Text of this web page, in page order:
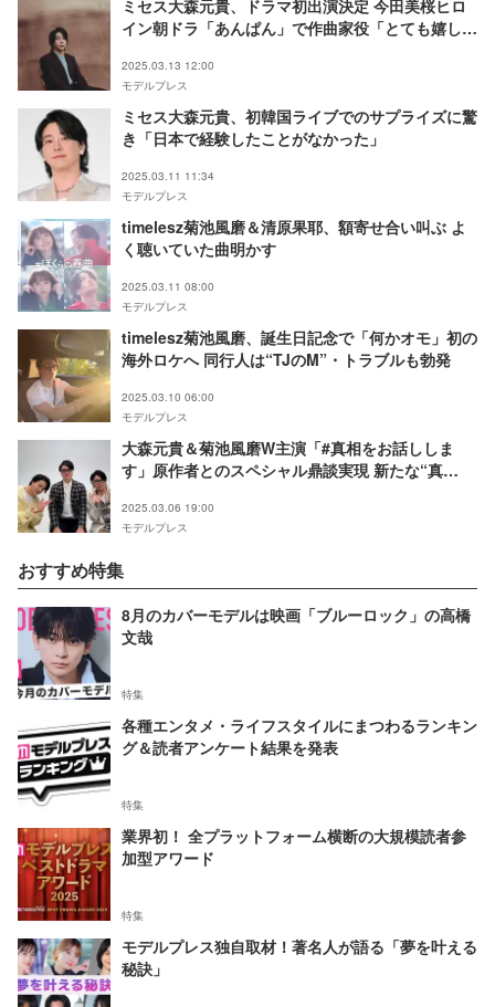
ミセス大森元貴、ドラマ初出演決定 今田美桜ヒロ
イン朝ドラ「あんぱん」で作曲家役「とても嬉しく
2025.03.13 12:00
モデルプレス
ミセス大森元貴、初韓国ライブでのサプライズに驚
き「日本で経験したことがなかった」
2025.03.11 11:34
モデルプレス
timelesz菊池風磨＆清原果耶、額寄せ合い叫ぶ よ
く聴いていた曲明かす
2025.03.11 08:00
モデルプレス
timelesz菊池風磨、誕生日記念で「何かオモ」初の
海外ロケへ 同行人は“TJのM”・トラブルも勃発
2025.03.10 06:00
モデルプレス
大森元貴＆菊池風磨W主演「#真相をお話ししま
す」原作者とのスペシャル鼎談実現 新たな“真
2025.03.06 19:00
モデルプレス
おすすめ特集
8月のカバーモデルは映画「ブルーロック」の高橋
文哉
特集
各種エンタメ・ライフスタイルにまつわるランキン
グ＆読者アンケート結果を発表
特集
業界初！ 全プラットフォーム横断の大規模読者参
加型アワード
特集
モデルプレス独自取材！著名人が語る「夢を叶える
秘訣」